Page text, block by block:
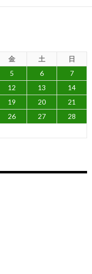
金 土
日
5 6
7
12 13
14
19 20
21
26 27
28